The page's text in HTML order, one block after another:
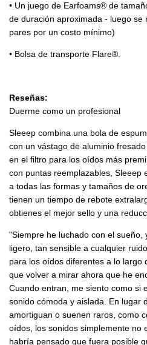
• Un juego de Earfoams® de
de duración aproximada - luego se
pares por un costo mínimo)
• Bolsa de transporte Flare®.
Reseñas:
Duerme como un profesional
Sleeep combina una bola de
con un vástago de aluminio
en el filtro para los oídos más
con puntas reemplazables, Sleeep
a todas las formas y tamaños de
tienen un tiempo de rebote
obtienes el mejor sello y una
"Siempre he luchado con el sueño,
ligero, tan sensible a cualquier
para los oídos diferentes a lo largo
que volver a mirar ahora que he
Cuando entran, me siento como si
sonido cómoda y aislada. En lugar
amortiguan o suenen raros, como
oídos, los sonidos simplemente no
habría pensado que fuera posible